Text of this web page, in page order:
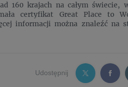
160 krajach na całym świecie,
certyfikat Great Place to
informacji można znaleźć na
Udostępnij